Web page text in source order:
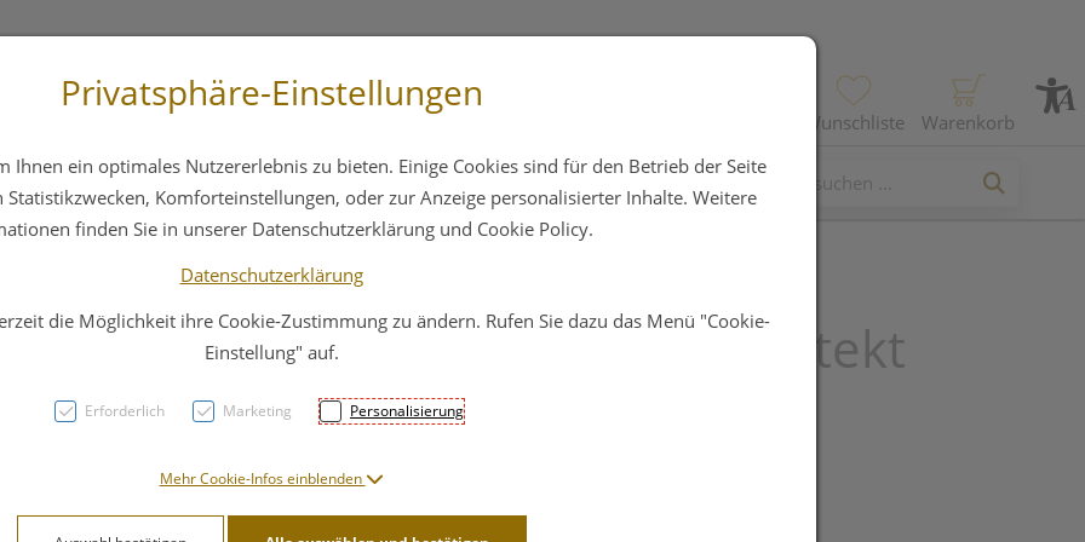
Wunschliste Warenkorb
Hautpflege Familie Nahrungsergänzung
Lactibian Atb Protekt
12m 10st
17,95 EUR
Privatsphäre-Einstellungen
Ihnen ein optimales Nutzererlebnis zu bieten. Einige Cookies sind für den Betrieb der Seite
Komforteinstellungen, oder zur Anzeige personalisierter Inhalte. Weitere
finden Sie in unserer Datenschutzerklärung und Cookie Policy.
Datenschutzerklärung
die Möglichkeit ihre Cookie-Zustimmung zu ändern. Rufen Sie dazu das Menü "Cookie-
Einstellung" auf.
Erforderlich Marketing Personalisierung
Mehr Cookie-Infos einblenden